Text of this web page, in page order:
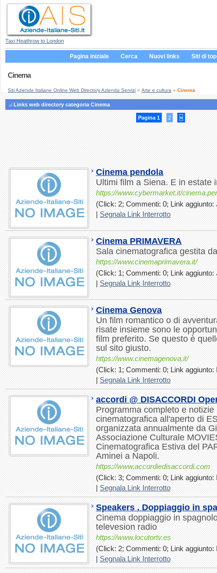
Taxi Heathrow to London
Pagina iniziale Cerca Nuovi links Siti di top
Cinema
Siti Aziende Italiane Online Web Directory Azienda Servizi » Arte e cultura » Cinema
Links web directory categoria Cinema
Pagina 1 2 »
Cinema pendola
Ultimi film a Siena. E in estate
https://www.cybermarket.it/
(Click: 2; Commenti: 0; Link aggiunto:
|Segnala Link Interrotto
Cinema PRIMAVERA
Sala cinematografica gestita
https://www.cinemaprimavera.it/
(Click: 1; Commenti: 0; Link aggiunto:
|Segnala Link Interrotto
Cinema Genova
Un film romantico o di
risate insieme sono le
film preferito. Se questo è
sul sito giusto.
https://www.cinemagenova.it/
(Click: 1; Commenti: 0; Link aggiunto:
|Segnala Link Interrotto
accordi @ DISACCORDI
Programma completo e
cinematografica all'aperto di
organizzata annualmente da
Associazione Culturale
Cinematografica Estiva del
Aminei a Napoli.
https://www.accordiedisaccordi.com
(Click: 3; Commenti: 0; Link aggiunto:
|Segnala Link Interrotto
Speakers . Doppiaggio in
Cinema doppiaggio in
televesion radio
https://www.locutortv.es
(Click: 2; Commenti: 0; Link aggiunto:
|Segnala Link Interrotto